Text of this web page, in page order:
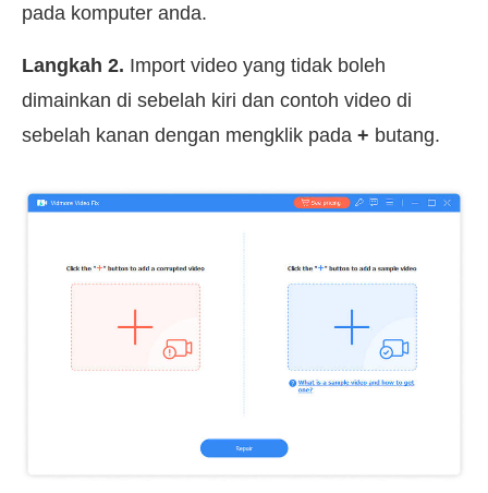
pada komputer anda.
Langkah 2. Import video yang tidak boleh
dimainkan di sebelah kiri dan contoh video di
sebelah kanan dengan mengklik pada + butang.